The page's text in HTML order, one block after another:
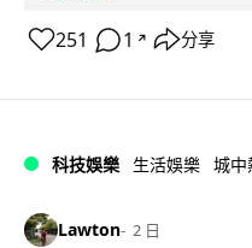
251 1 ↗ 分享
科技娛樂 生活娛樂 城中
Lawton 2 日